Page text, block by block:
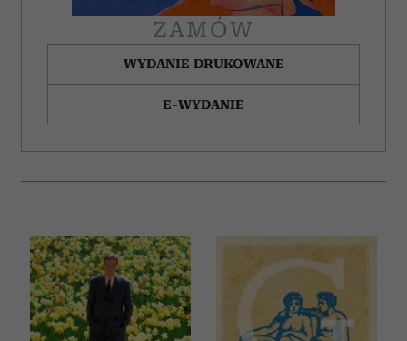
ZAMÓW
WYDANIE DRUKOWANE
E-WYDANIE